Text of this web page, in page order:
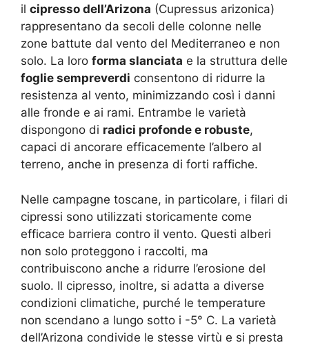
il cipresso dell’Arizona (Cupressus arizonica)
rappresentano da secoli delle colonne nelle
zone battute dal vento del Mediterraneo e non
solo. La loro forma slanciata e la struttura delle
foglie sempreverdi consentono di ridurre la
resistenza al vento, minimizzando così i danni
alle fronde e ai rami. Entrambe le varietà
dispongono di radici profonde e robuste,
capaci di ancorare efficacemente l’albero al
terreno, anche in presenza di forti raffiche.
Nelle campagne toscane, in particolare, i filari di
cipressi sono utilizzati storicamente come
efficace barriera contro il vento. Questi alberi
non solo proteggono i raccolti, ma
contribuiscono anche a ridurre l’erosione del
suolo. Il cipresso, inoltre, si adatta a diverse
condizioni climatiche, purché le temperature
non scendano a lungo sotto i -5° C. La varietà
dell’Arizona condivide le stesse virtù e si presta